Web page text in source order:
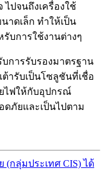
ปจนถึงเครื่องใช้
าดเล็ก ทำให้เป็น
บการใช้งานต่างๆ
การรับรองมาตรฐาน
เต้ารับเป็นโซลูชันที่เชื่อ
ไฟให้กับอุปกรณ์
ภัยและเป็นไปตาม
(กลุ่มประเทศ CIS) ได้